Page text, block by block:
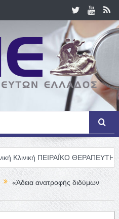
ΠΕΙΡΑΪΚΟ ΘΕΡΑΠΕΥΤΗΡΙΟ Α. Ε. –
«Άδεια ανατροφής διδύμων